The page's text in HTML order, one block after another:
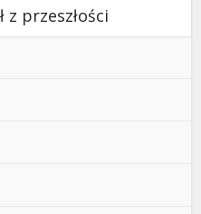
z przeszłości